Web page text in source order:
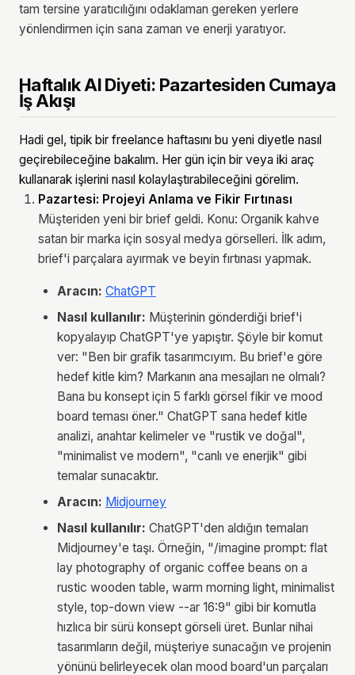
tam tersine yaratıcılığını odaklaman gereken yerlere
yönlendirmen için sana zaman ve enerji yaratıyor.
Haftalık AI Diyeti: Pazartesiden Cumaya
İş Akışı
Hadi gel, tipik bir freelance haftasını bu yeni diyetle nasıl
geçirebileceğine bakalım. Her gün için bir veya iki araç
kullanarak işlerini nasıl kolaylaştırabileceğini görelim.
Pazartesi: Projeyi Anlama ve Fikir Fırtınası
Müşteriden yeni bir brief geldi. Konu: Organik kahve
satan bir marka için sosyal medya görselleri. İlk adım,
brief'i parçalara ayırmak ve beyin fırtınası yapmak.
Aracın: ChatGPT
Nasıl kullanılır: Müşterinin gönderdiği brief'i
kopyalayıp ChatGPT'ye yapıştır. Şöyle bir komut
ver: "Ben bir grafik tasarımcıyım. Bu brief'e göre
hedef kitle kim? Markanın ana mesajları ne olmalı?
Bana bu konsept için 5 farklı görsel fikir ve mood
board teması öner." ChatGPT sana hedef kitle
analizi, anahtar kelimeler ve "rustik ve doğal",
"minimalist ve modern", "canlı ve enerjik" gibi
temalar sunacaktır.
Aracın: Midjourney
Nasıl kullanılır: ChatGPT'den aldığın temaları
Midjourney'e taşı. Örneğin, "/imagine prompt: flat
lay photography of organic coffee beans on a
rustic wooden table, warm morning light, minimalist
style, top-down view --ar 16:9" gibi bir komutla
hızlıca bir sürü konsept görseli üret. Bunlar nihai
tasarımların değil, müşteriye sunacağın ve projenin
yönünü belirleyecek olan mood board'un parçaları